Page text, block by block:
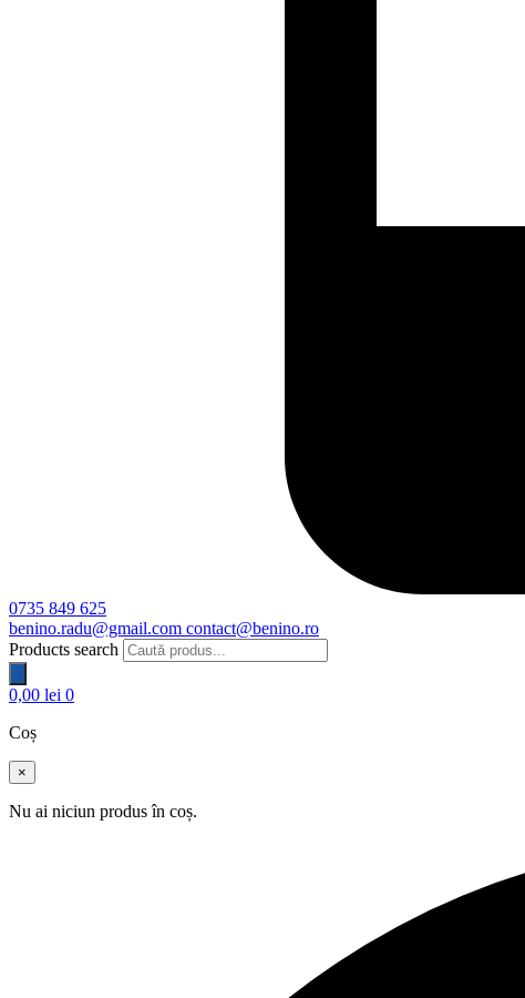
0735 849 625
benino.radu@gmail.com contact@benino.ro
Products search
0,00 lei 0
Coș
×
Nu ai niciun produs în coș.